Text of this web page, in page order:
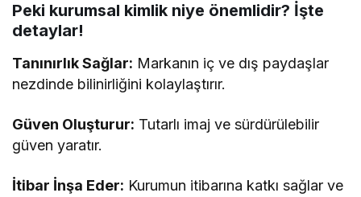
Peki kurumsal kimlik niye önemlidir? İşte
detaylar!
Tanınırlık Sağlar: Markanın iç ve dış paydaşlar
nezdinde bilinirliğini kolaylaştırır.
Güven Oluşturur: Tutarlı imaj ve sürdürülebilir
güven yaratır.
İtibar İnşa Eder: Kurumun itibarına katkı sağlar ve